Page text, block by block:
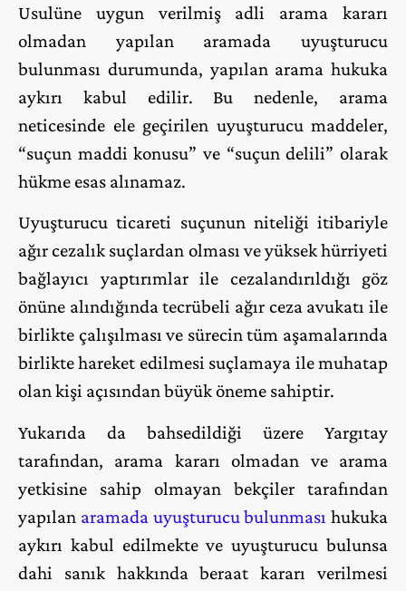
Usulüne uygun verilmiş adli arama kararı
olmadan yapılan aramada uyuşturucu
bulunması durumunda, yapılan arama hukuka
aykırı kabul edilir. Bu nedenle, arama
neticesinde ele geçirilen uyuşturucu maddeler,
“suçun maddi konusu” ve “suçun delili” olarak
hükme esas alınamaz.
Uyuşturucu ticareti suçunun niteliği itibariyle
ağır cezalık suçlardan olması ve yüksek hürriyeti
bağlayıcı yaptırımlar ile cezalandırıldığı göz
önüne alındığında tecrübeli ağır ceza avukatı ile
birlikte çalışılması ve sürecin tüm aşamalarında
birlikte hareket edilmesi suçlamaya ile muhatap
olan kişi açısından büyük öneme sahiptir.
Yukarıda da bahsedildiği üzere Yargıtay
tarafından, arama kararı olmadan ve arama
yetkisine sahip olmayan bekçiler tarafından
yapılan aramada uyuşturucu bulunması hukuka
aykırı kabul edilmekte ve uyuşturucu bulunsa
dahi sanık hakkında beraat kararı verilmesi